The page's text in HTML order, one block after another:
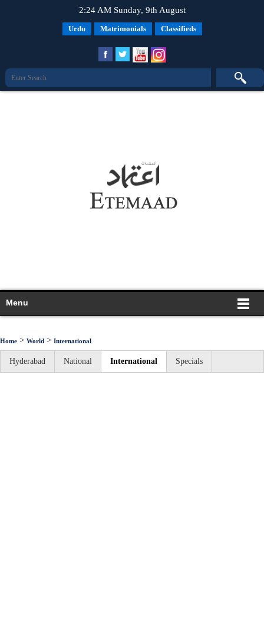
2:24 AM Sunday, 9th August
Urdu Matrimonials Classifieds
Menu
Home > World > International
Hyderabad National International Specials